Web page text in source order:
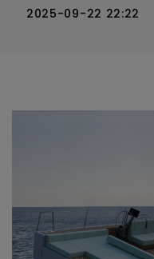
2025-09-22 22:22